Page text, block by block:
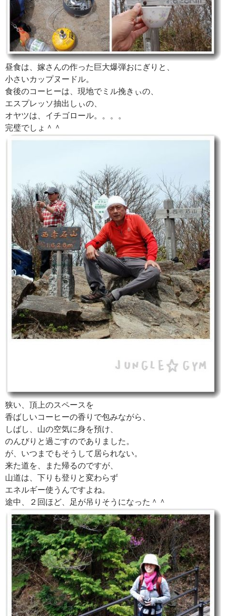
昼食は、嫁さんの作った巨大爆弾おにぎりと、
小さいカップヌードル。
食後のコーヒーは、現地でミル挽きぃの、
エスプレッソ抽出しぃの、
オヤツは、イチゴロール。。。。
完璧でしょ＾＾
狭い、頂上のスペースを
香ばしいコーヒーの香りで包みながら、
しばし、山の空気に身を預け、
のんびりと過ごすのでありました。
が、いつまでもそうして居られない。
来た道を、また帰るのですが、
山道は、下りも登りと変わらず
エネルギー使うんですよね。
途中、２回ほど、足が吊りそうになった＾＾